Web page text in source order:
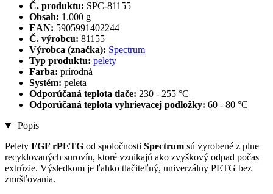
Č. produktu: SPC-81155
Obsah: 1.000 g
EAN: 5905991402244
Č. výrobcu: 81155
Výrobca (značka): Spectrum
Typ produktu: pelety
Farba: prírodná
Systém: peleta
Odporúčaná teplota tlače: 230 - 255 °C
Odporúčaná teplota vyhrievacej podložky: 60 - 80 °C
Popis
Pelety FGF rPETG od spoločnosti Spectrum sú vyrobené z plne
recyklovaných surovín, ktoré vznikajú ako zvyškový odpad počas
extrúzie. Výsledkom je ľahko tlačiteľný, univerzálny PETG bez
zmršťovania.